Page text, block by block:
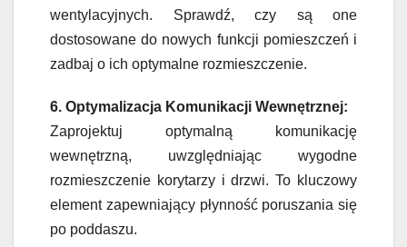
wentylacyjnych. Sprawdź, czy są one
dostosowane do nowych funkcji pomieszczeń i
zadbaj o ich optymalne rozmieszczenie.
6. Optymalizacja Komunikacji Wewnętrznej:
Zaprojektuj optymalną komunikację
wewnętrzną, uwzględniając wygodne
rozmieszczenie korytarzy i drzwi. To kluczowy
element zapewniający płynność poruszania się
po poddaszu.